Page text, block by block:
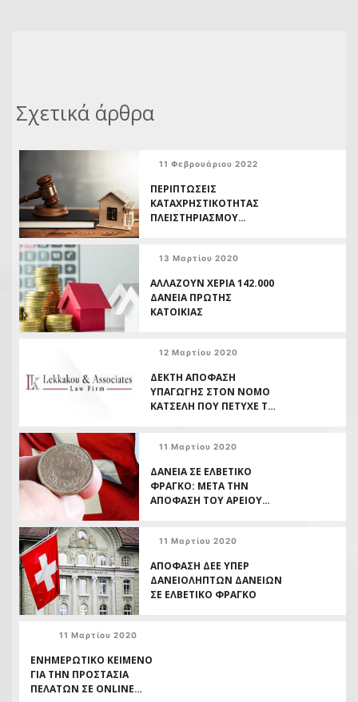
Σχετικά άρθρα
11 Φεβρουάριου 2022
ΠΕΡΙΠΤΩΣΕΙΣ
ΚΑΤΑΧΡΗΣΤΙΚΟΤΗΤΑΣ
ΠΛΕΙΣΤΗΡΙΑΣΜΟΥ
ΔΙΚΑΣΤΗΡΙΩΝ
13 Μαρτίου 2020
ΑΛΛΑΖΟΥΝ ΧΕΡΙΑ 142.000
ΔΑΝΕΙΑ ΠΡΩΤΗΣ
ΚΑΤΟΙΚΙΑΣ
12 Μαρτίου 2020
ΔΕΚΤΗ ΑΠΟΦΑΣΗ
ΥΠΑΓΩΓΗΣ ΣΤΟΝ ΝΟΜΟ
ΚΑΤΣΕΛΗ ΠΟΥ ΠΕΤΥΧΕ ΤΟ
11 Μαρτίου 2020
ΔΑΝΕΙΑ ΣΕ ΕΛΒΕΤΙΚΟ
ΦΡΑΓΚΟ: ΜΕΤΑ ΤΗΝ
ΑΠΟΦΑΣΗ ΤΟΥ ΑΡΕΙΟΥ
11 Μαρτίου 2020
ΑΠΟΦΑΣΗ ΔΕΕ ΥΠΕΡ
ΔΑΝΕΙΟΛΗΠΤΩΝ ΔΑΝΕΙΩΝ
ΣΕ ΕΛΒΕΤΙΚΟ ΦΡΑΓΚΟ
11 Μαρτίου 2020
ΕΝΗΜΕΡΩΤΙΚΟ ΚΕΙΜΕΝΟ
ΓΙΑ ΤΗΝ ΠΡΟΣΤΑΣΙΑ
ΠΕΛΑΤΩΝ ΣΕ ONLINE